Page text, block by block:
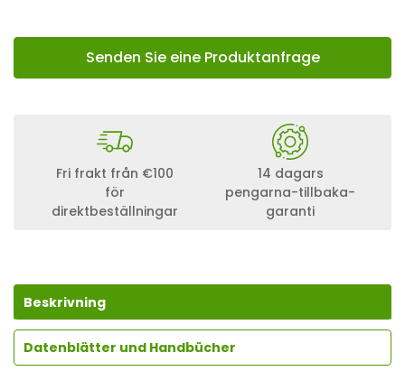
Senden Sie eine Produktanfrage
Fri frakt från €100
för
direktbeställningar
14 dagars
pengarna-tillbaka-
garanti
Beskrivning
Datenblätter und Handbücher